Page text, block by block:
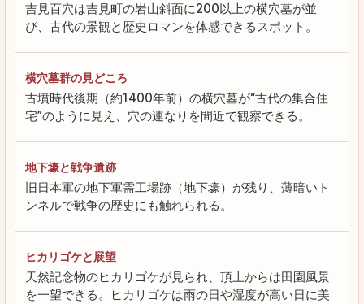
吉見百穴は吉見町の岩山斜面に200以上の横穴墓が並
び、古代の景観と歴史ロマンを体感できるスポット。
横穴墓群の見どころ
古墳時代後期（約1400年前）の横穴墓が“古代の集合住
宅”のように見え、穴の連なりを間近で観察できる。
地下壕と戦争遺跡
旧日本軍の地下軍需工場跡（地下壕）が残り、薄暗いト
ンネルで戦争の歴史にも触れられる。
ヒカリゴケと展望
天然記念物のヒカリゴケが見られ、頂上からは田園風景
を一望できる。ヒカリゴケは雨の日や湿度が高い日に美